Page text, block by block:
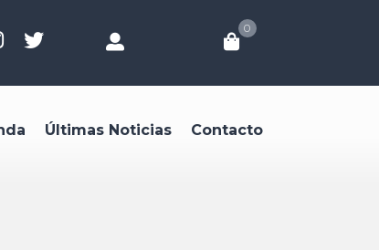
0
Últimas Noticias Contacto